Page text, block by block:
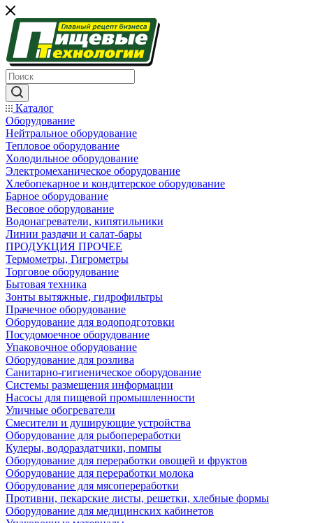
Каталог
Оборудование
Нейтральное оборудование
Тепловое оборудование
Холодильное оборудование
Электромеханическое оборудование
Хлебопекарное и кондитерское оборудование
Барное оборудование
Весовое оборудование
Водонагреватели, кипятильники
Линии раздачи и салат-бары
ПРОДУКЦИЯ ПРОЧЕЕ
Термометры, Гигрометры
Торговое оборудование
Бытовая техника
Зонты вытяжные, гидрофильтры
Прачечное оборудование
Оборудование для водоподготовки
Посудомоечное оборудование
Упаковочное оборудование
Оборудование для розлива
Санитарно-гигиеническое оборудование
Системы размещения информации
Насосы для пищевой промышленности
Уличные обогреватели
Смесители и душирующие устройства
Оборудование для рыбопереработки
Кулеры, водораздатчики, помпы
Оборудование для переработки овощей и фруктов
Оборудование для переработки молока
Оборудование для мясопереработки
Противни, пекарские листы, решетки, хлебные формы
Оборудование для медицинских кабинетов